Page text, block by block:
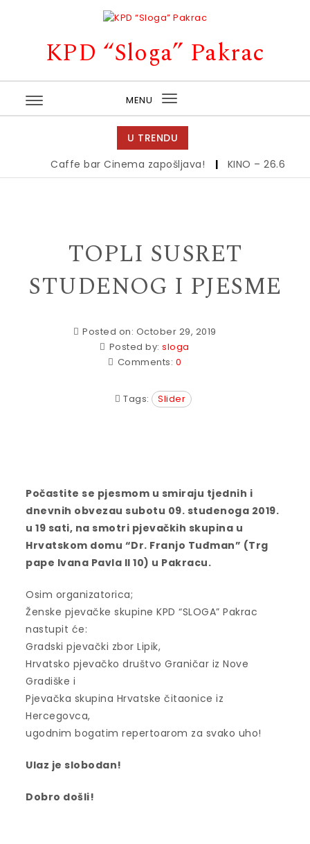
KPD “Sloga” Pakrac
MENU
Toggle
navigation
U TRENDU
Caffe bar Cinema zapošljava!
KINO – 26.6.
TOPLI SUSRET
STUDENOG I PJESME
Posted on: October 29, 2019
Posted by:sloga
Comments: 0
Tags: Slider
Počastite se pjesmom u smiraju tjednih i
dnevnih obvezau subotu 09. studenoga 2019.
u 19 sati, na smotri pjevačkih skupina u
Hrvatskom domu “Dr. Franjo Tuđman” (Trg
pape Ivana Pavla II 10) u Pakracu.
Osim organizatorica;
Ženske pjevačke skupine KPD “SLOGA” Pakrac
nastupit će:
Gradski pjevački zbor Lipik,
Hrvatsko pjevačko društvo Graničar iz Nove
Gradiške i
Pjevačka skupina Hrvatske čitaonice iz
Hercegovca,
ugodnim bogatim repertoarom za svako uho!
Ulaz je slobodan!
Dobro došli!